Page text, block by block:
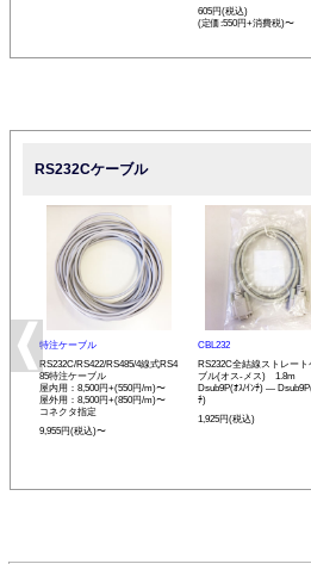
605円(税込)
(定価:550円+消費税)〜
RS232Cケーブル
特注ケーブル
RS232C/RS422/RS485/4線式RS4
85特注ケーブル
屋内用：8,500円+(550円/m)〜
屋外用：8,500円+(850円/m)〜
コネクタ指定
9,955円(税込)〜
CBL232
RS232C全結線ストレート
ブル(オス-メス) 1.8m
Dsub9P(ｵｽ/ｲﾝﾁ) ―
ﾁ)
1,925円(税込)